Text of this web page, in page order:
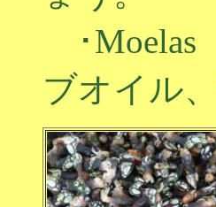
･
ブオイル